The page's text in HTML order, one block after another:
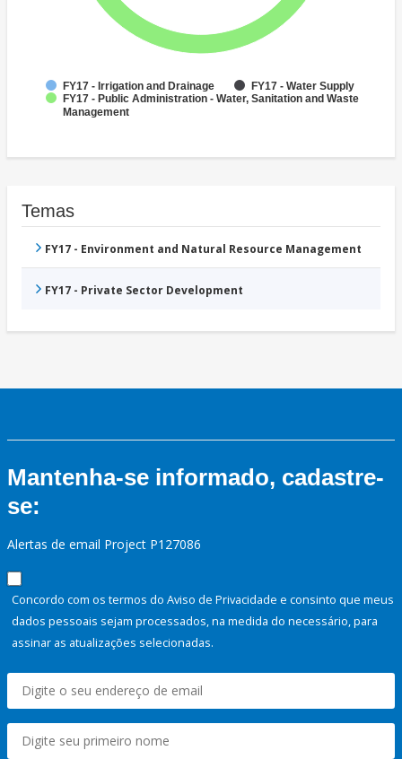
FY17 - Irrigation and Drainage
FY17 - Water Supply
FY17 - Public Administration - Water, Sanitation and Waste
Management
Temas
FY17 - Environment and Natural Resource Management
FY17 - Private Sector Development
Mantenha-se informado, cadastre-
se:
Alertas de email Project P127086
Concordo com os termos do Aviso de Privacidade e consinto que meus
dados pessoais sejam processados, na medida do necessário, para
assinar as atualizações selecionadas.